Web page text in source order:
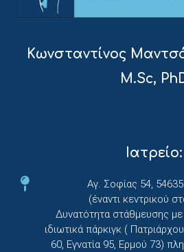
Κωνσταντίνος
M.Sc,
Ιατρείο:
Αγ. Σοφίας 54,
(έναντι κεντρικού
Δυνατότητα στάθμευσης
ιδιωτικά πάρκιγκ (
60, Εγνατία 95, Ερμού 73)